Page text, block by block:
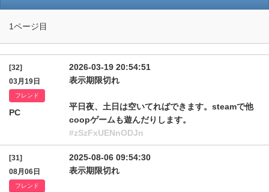
1ページ目
[32]
03月19日
フレンド
PC
2026-03-19 20:54:51
表示期限切れ
平日夜、土日は空いてればできます。steamで他
coopゲームも遊んだりします。
#zSzFxUENnODJn
[31]
08月06日
フレンド
2025-08-06 09:54:30
表示期限切れ